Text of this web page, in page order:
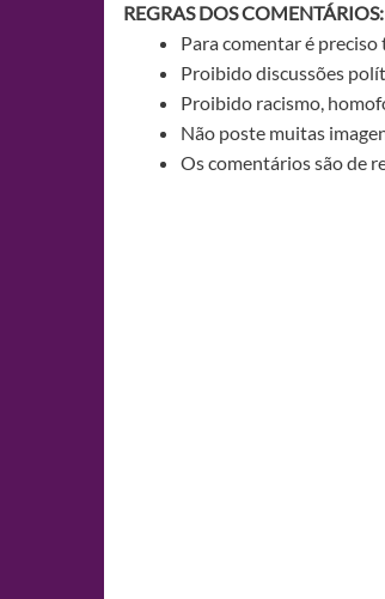
REGRAS DOS COMENTÁRIOS:
Para comentar é
Proibido discussões
Proibido racismo,
Não poste muitas
Os comentários são de